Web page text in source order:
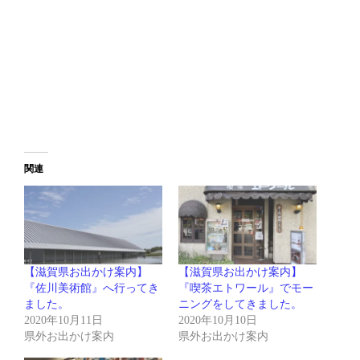
関連
【滋賀県お出かけ案内】
『佐川美術館』へ行ってき
ました。
2020年10月11日
県外お出かけ案内
【滋賀県お出かけ案内】
『喫茶エトワール』でモー
ニングをしてきました。
2020年10月10日
県外お出かけ案内